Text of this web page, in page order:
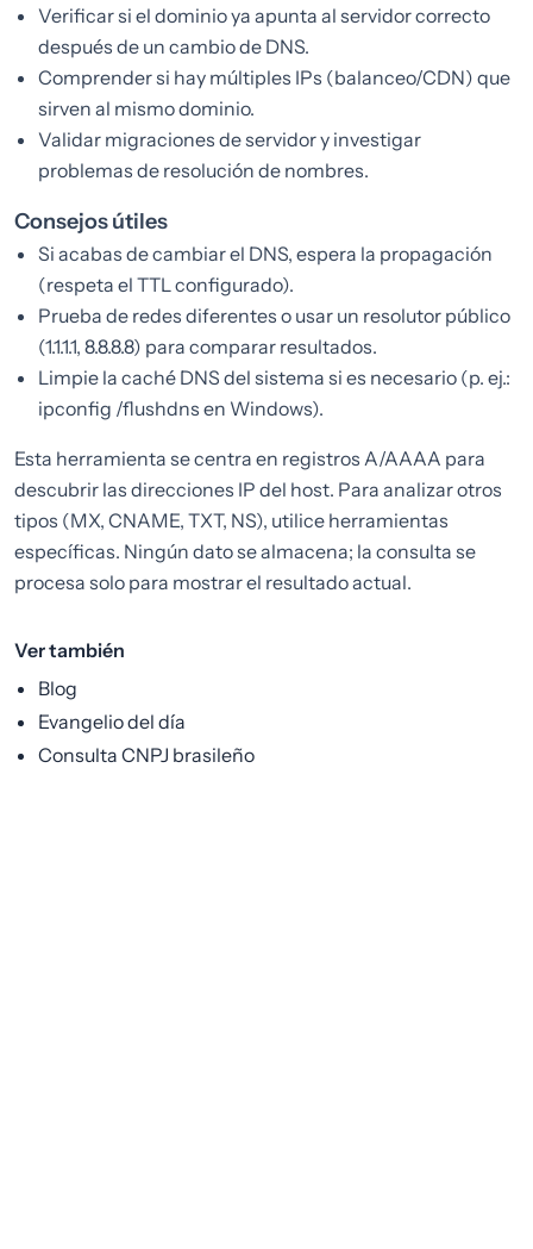
Verificar si el dominio ya apunta al servidor correcto
después de un cambio de DNS.
Comprender si hay múltiples IPs (balanceo/CDN) que
sirven al mismo dominio.
Validar migraciones de servidor y investigar
problemas de resolución de nombres.
Consejos útiles
Si acabas de cambiar el DNS, espera la propagación
(respeta el TTL configurado).
Prueba de redes diferentes o usar un resolutor público
(1.1.1.1, 8.8.8.8) para comparar resultados.
Limpie la caché DNS del sistema si es necesario (p. ej.:
ipconfig /flushdns en Windows).
Esta herramienta se centra en registros A/AAAA para
descubrir las direcciones IP del host. Para analizar otros
tipos (MX, CNAME, TXT, NS), utilice herramientas
específicas. Ningún dato se almacena; la consulta se
procesa solo para mostrar el resultado actual.
Ver también
Blog
Evangelio del día
Consulta CNPJ brasileño